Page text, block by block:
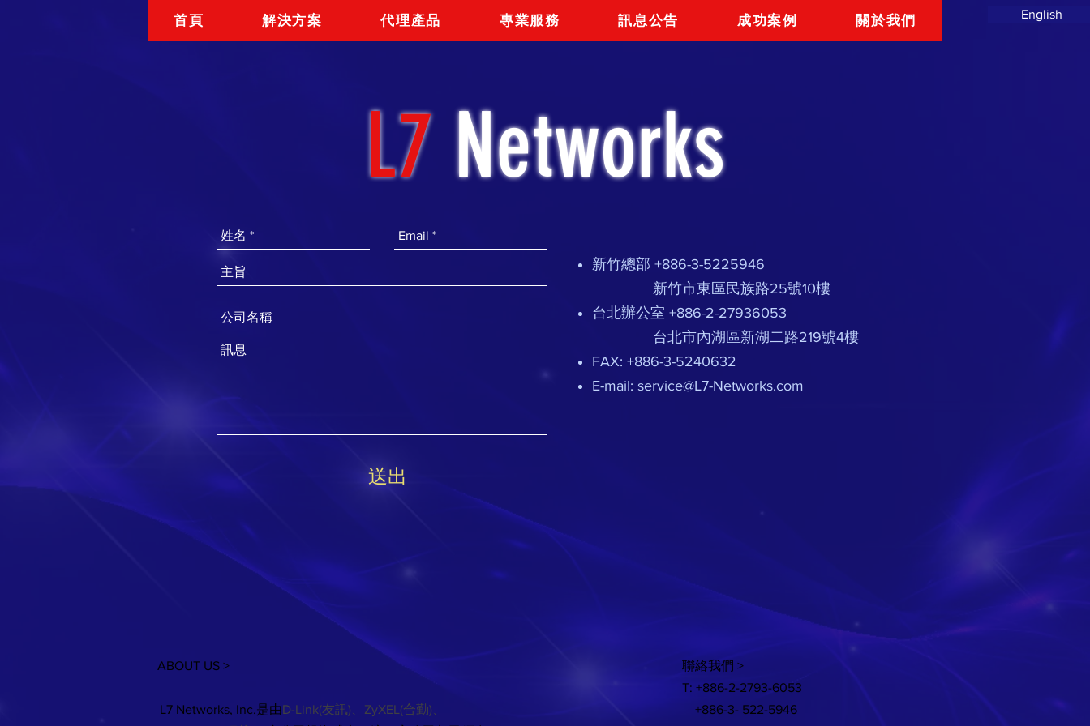
首頁 解決方案 代理產品 專業服務 訊息公告 成功案例 關於我們 English
L7 Networks
送出
新竹總部 +886-3-5225946
新竹市東區民族路25號10樓
台北辦公室 +886-2-27936053
台北市內湖區新湖二路219號4樓
FAX: +886-3-5240632
E-mail: service@L7-Networks.com
ABOUT US >
L7 Networks, Inc.是由D-Link(友訊)、ZyXEL(合勤)、
聯絡我們 >
T: +886-2-2793-6053
+886-3- 522-5946